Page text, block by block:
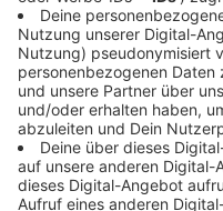
Mädchen auf dem
übersehen. Es kam
dem Rad und dem
Boden. Der Autofahrer
und fuhr weiter. Die 8-
leicht verletzt - sie
und ihren Eltern